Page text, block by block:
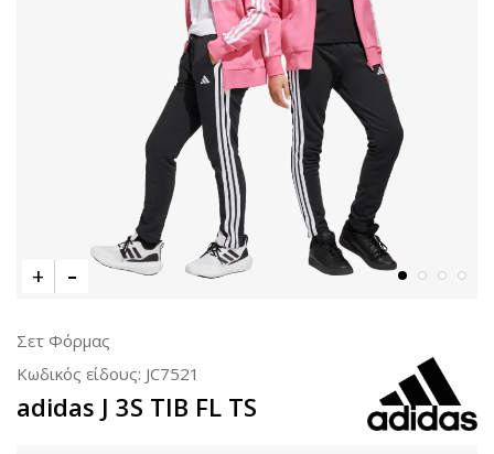
Σετ Φόρμας
Κωδικός είδους: JC7521
adidas J 3S TIB FL TS